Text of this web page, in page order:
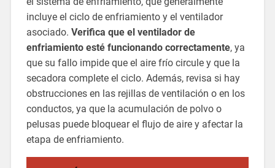
incluye el ciclo de enfriamiento y el ventilador
asociado. Verifica que el ventilador de
enfriamiento esté funcionando correctamente, ya
que su fallo impide que el aire frío circule y que la
secadora complete el ciclo. Además, revisa si hay
obstrucciones en las rejillas de ventilación o en los
conductos, ya que la acumulación de polvo o
pelusas puede bloquear el flujo de aire y afectar la
etapa de enfriamiento.